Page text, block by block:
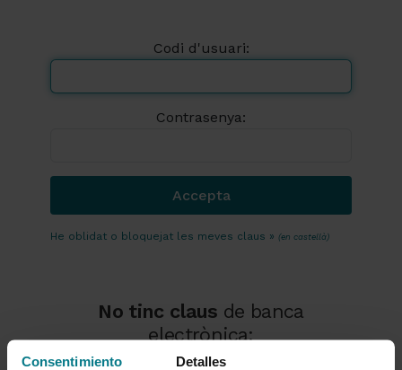
Consentimiento Detalles
Codi d'usuari:
Contrasenya:
He oblidat o bloquejat les meves claus » (en castellà)
No tinc claus de banca
electrònica: